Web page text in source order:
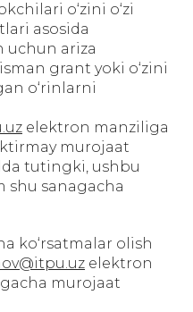
o‘zini o‘zi
asosida
uchun ariza
grant yoki o‘zini
o‘rinlarni
elektron manziliga
murojaat
tutingki, ushbu
shu sanagacha
ko‘rsatmalar olish
elektron
murojaat